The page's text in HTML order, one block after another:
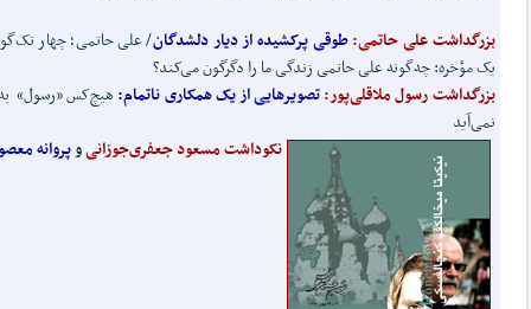
بزرگداشت علی حاتمی:طوقی پرکشیده از دیار دلشدگان/ علی حاتمی؛ چهار
یک مؤخره: چه‌گونه علی حاتمی زندگی ما را دگرگون می‌کند؟
بزرگداشت رسول ملاقلی‌پور:تصویرهایی از یک همکاری ناتمام:هیچ‌کس «رسول» به
نمی‌آید
نکوداشت مسعود جعفری‌جوزانیوپروانه